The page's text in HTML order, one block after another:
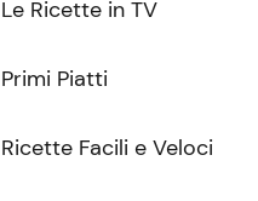
Le Ricette in TV
Primi Piatti
Ricette Facili e Veloci